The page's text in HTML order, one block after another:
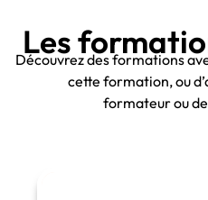
Les
Découvrez des formations
cette formation, ou
formateur ou